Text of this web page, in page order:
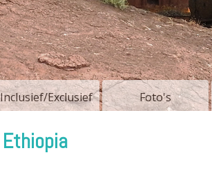
Inclusief/Exclusief Foto's